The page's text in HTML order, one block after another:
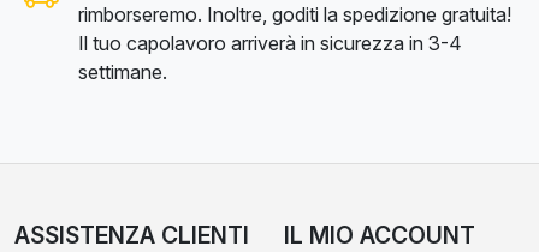
rimborseremo. Inoltre, goditi la spedizione gratuita!
Il tuo capolavoro arriverà in sicurezza in 3-4
settimane.
ASSISTENZA CLIENTI IL MIO ACCOUNT